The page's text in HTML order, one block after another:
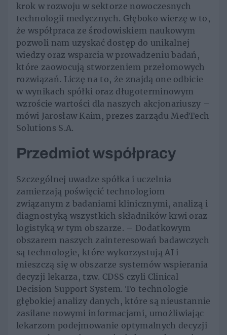
krok w rozwoju w sektorze nowoczesnych
technologii medycznych. Głęboko wierzę w to,
że współpraca ze środowiskiem naukowym
pozwoli nam uzyskać dostęp do unikalnej
wiedzy oraz wsparcia w prowadzeniu badań,
które zaowocują stworzeniem przełomowych
rozwiązań. Liczę na to, że znajdą one odbicie
w wynikach spółki oraz długoterminowym
wzroście wartości dla naszych akcjonariuszy –
mówi Jarosław Kaim, prezes zarządu MedTech
Solutions S.A.
Przedmiot współpracy
Szczególnej uwadze spółka i uczelnia
zamierzają poświęcić technologiom
związanym z badaniami klinicznymi, analizą i
diagnostyką wszystkich składników krwi oraz
logistyką w tym obszarze. – Dodatkowym
obszarem naszych zainteresowań badawczych
są technologie, które wykorzystują AI i
mieszczą się w obszarze systemów wspierania
decyzji lekarza, tzw. CDSS czyli Clinical
Decision Support System. To technologie
głębokiej analizy danych, które są nieustannie
zasilane nowymi informacjami, umożliwiając
lekarzom podejmowanie optymalnych decyzji